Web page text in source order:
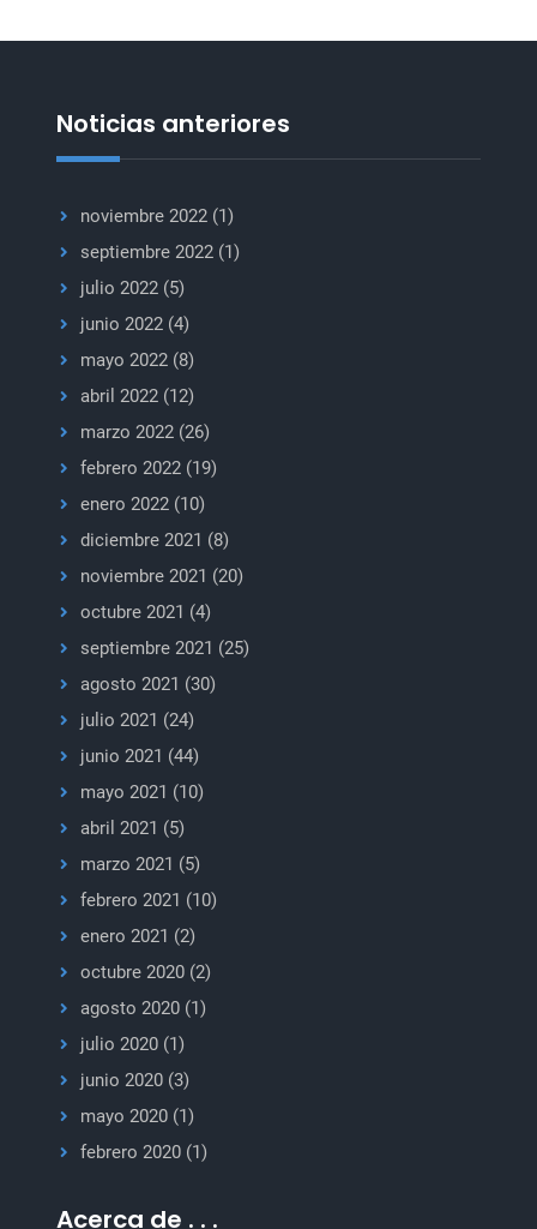
Noticias anteriores
noviembre 2022(1)
septiembre 2022(1)
julio 2022(5)
junio 2022(4)
mayo 2022(8)
abril 2022(12)
marzo 2022(26)
febrero 2022(19)
enero 2022(10)
diciembre 2021 (8)
noviembre 2021 (20)
octubre 2021 (4)
septiembre 2021 (25)
agosto 2021 (30)
julio 2021 (24)
junio 2021 (44)
mayo 2021 (10)
abril 2021 (5)
marzo 2021 (5)
febrero 2021 (10)
enero 2021 (2)
octubre 2020(2)
agosto 2020(1)
julio 2020(1)
junio 2020(3)
mayo 2020(1)
febrero 2020(1)
Acerca de . . .